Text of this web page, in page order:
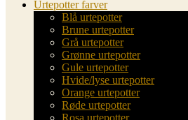
Urtepotter farver
Blå urtepotter
Brune urtepotter
Grå urtepotter
Grønne urtepotter
Gule urtepotter
Hvide/lyse urtepotter
Orange urtepotter
Røde urtepotter
Rosa urtepotter